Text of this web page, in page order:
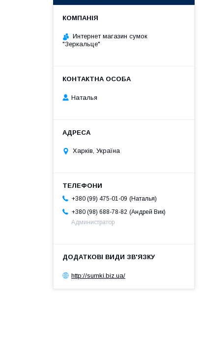
Интернет магазин сумок
"Зеркальце"
Наталья
Харків, Україна
+380 (99) 475-01-09
Наталья
+380 (98) 688-78-82
Андрей Вик
Администратор
http://sumki.biz.ua/